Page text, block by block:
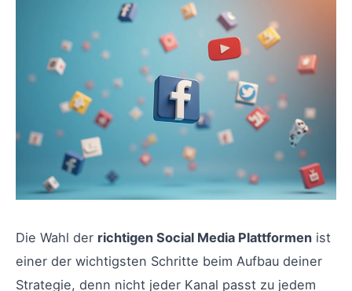
Die Wahl der richtigen Social Media Plattformen ist
einer der wichtigsten Schritte beim Aufbau deiner
Strategie, denn nicht jeder Kanal passt zu jedem